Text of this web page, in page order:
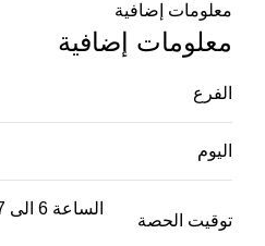
معلومات إضافية
معلومات إضافية
الفرع
اليوم
توقيت الحصة